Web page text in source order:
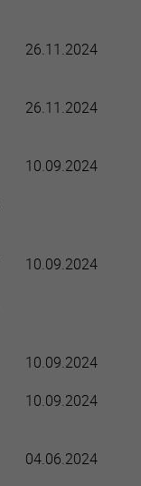
26.11.2024
26.11.2024
10.09.2024
10.09.2024
10.09.2024
10.09.2024
04.06.2024